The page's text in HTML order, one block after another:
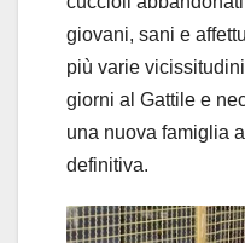
giovani, sani e
più varie
giorni al Gattile e
una nuova famiglia
definitiva.